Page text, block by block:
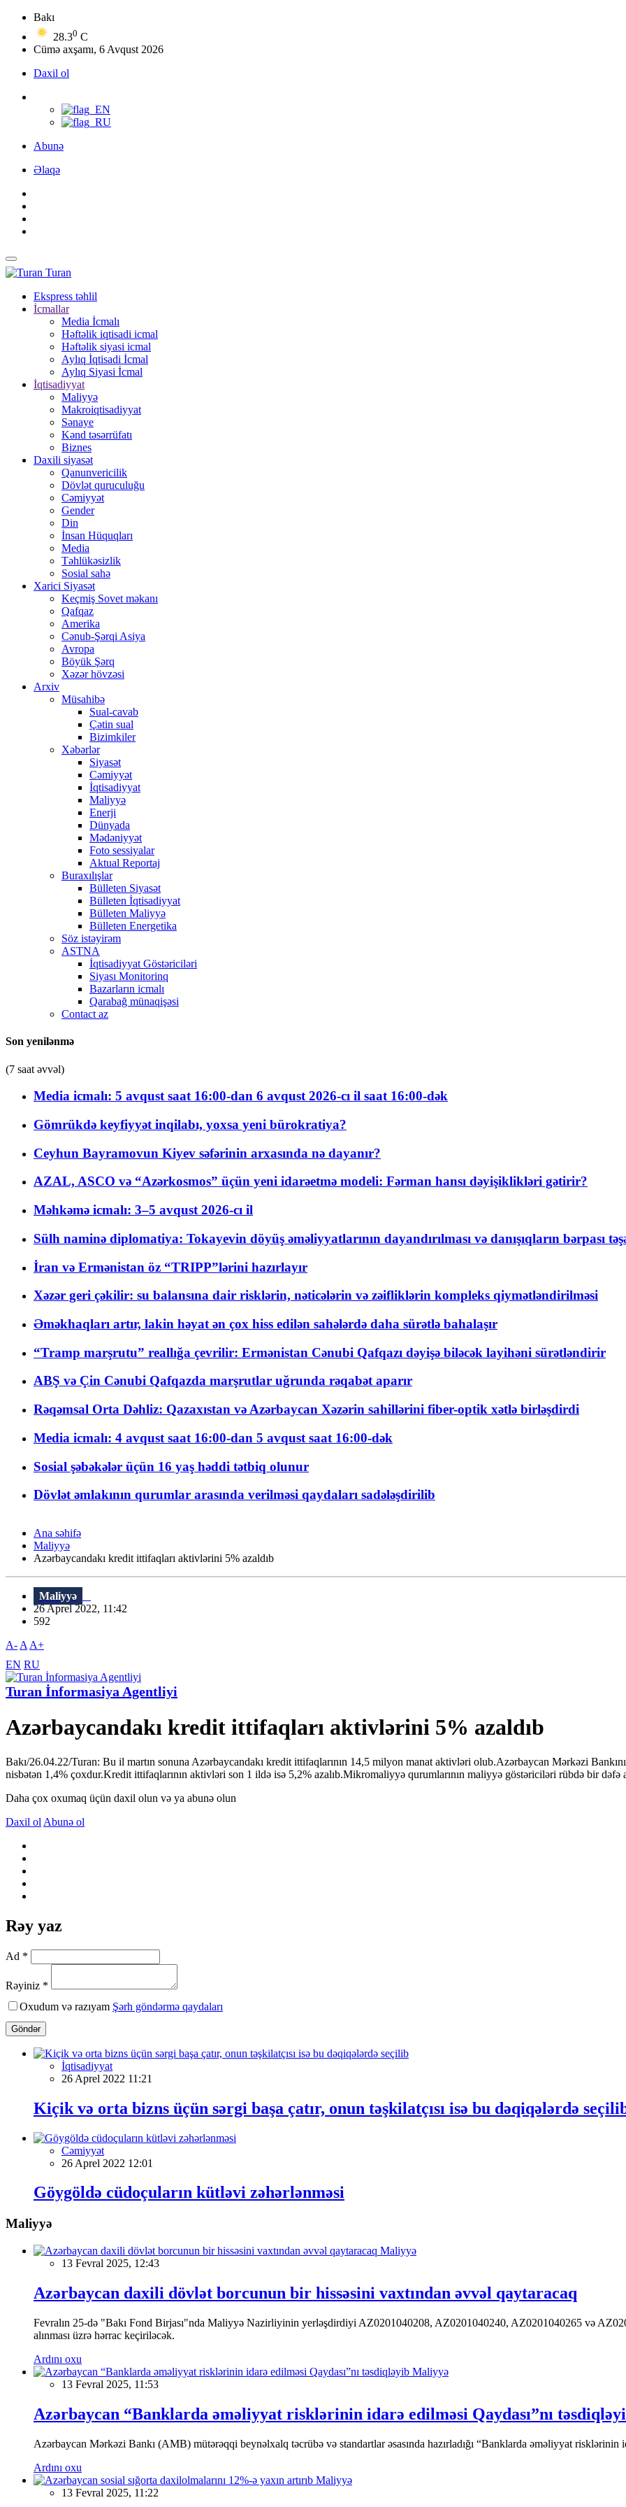
Bakı
28.30 C
Cümə axşamı, 6 Avqust 2026
Daxil ol
Abunə
Əlaqə
Turan
Ekspress təhlil
İcmallar
Media İcmalı
Həftəlik iqtisadi icmal
Həftəlik siyasi icmal
Aylıq İqtisadi İcmal
Aylıq Siyasi İcmal
İqtisadiyyat
Maliyyə
Makroiqtisadiyyat
Sənaye
Kənd təsərrüfatı
Biznes
Daxili siyasət
Qanunvericilik
Dövlət quruculuğu
Cəmiyyət
Gender
Din
İnsan Hüquqları
Media
Təhlükəsizlik
Sosial sahə
Xarici Siyasət
Keçmiş Sovet məkanı
Qafqaz
Amerika
Cənub-Şərqi Asiya
Avropa
Böyük Şərq
Xəzər hövzəsi
Arxiv
Müsahibə
Sual-cavab
Çətin sual
Bizimkiler
Xəbərlər
Siyasət
Cəmiyyət
İqtisadiyyat
Maliyyə
Enerji
Dünyada
Mədəniyyət
Foto sessiyalar
Aktual Reportaj
Buraxılışlar
Bülleten Siyasət
Bülleten İqtisadiyyat
Bülleten Maliyyə
Bülleten Energetika
Söz istəyirəm
ASTNA
İqtisadiyyat Göstəriciləri
Siyası Monitorinq
Bazarların icmalı
Qarabağ münaqişəsi
Contact az
Son yenilənmə
(7 saat əvvəl)
Media icmalı: 5 avqust saat 16:00-dan 6 avqust 2026-cı il saat 16:00-dək
Gömrükdə keyfiyyət inqilabı, yoxsa yeni bürokratiya?
Ceyhun Bayramovun Kiyev səfərinin arxasında nə dayanır?
AZAL, ASCO və “Azərkosmos” üçün yeni idarəetmə modeli: Fərman hansı dəyişiklikləri gətirir?
Məhkəmə icmalı: 3–5 avqust 2026-cı il
Sülh naminə diplomatiya: Tokayevin döyüş əməliyyatlarının dayandırılması və danışıqların bərpası
İran və Ermənistan öz “TRIPP”lərini hazırlayır
Xəzər geri çəkilir: su balansına dair risklərin, nəticələrin və zəifliklərin kompleks qiymətləndirilməsi
Əməkhaqları artır, lakin həyat ən çox hiss edilən sahələrdə daha sürətlə bahalaşır
“Tramp marşrutu” reallığa çevrilir: Ermənistan Cənubi Qafqazı dəyişə biləcək layihəni sürətləndirir
ABŞ və Çin Cənubi Qafqazda marşrutlar uğrunda rəqabət aparır
Rəqəmsal Orta Dəhliz: Qazaxıstan və Azərbaycan Xəzərin sahillərini fiber-optik xətlə birləşdirdi
Media icmalı: 4 avqust saat 16:00-dan 5 avqust saat 16:00-dək
Sosial şəbəkələr üçün 16 yaş həddi tətbiq olunur
Dövlət əmlakının qurumlar arasında verilməsi qaydaları sadələşdirilib
Ana səhifə
Maliyyə
Azərbaycandakı kredit ittifaqları aktivlərini 5% azaldıb
Maliyyə
26 Aprel 2022, 11:42
592
A- A A+
EN RU
Turan İnformasiya Agentliyi
Azərbaycandakı kredit ittifaqları aktivlərini 5% azaldıb
Bakı/26.04.22/Turan: Bu il martın sonuna Azərbaycandakı kredit ittifaqlarının 14,5 milyon manat aktivləri olub.Azərbaycan Mərkəzi
nisbətən 1,4% çoxdur.Kredit ittifaqlarının aktivləri son 1 ildə isə 5,2% azalıb.Mikromaliyyə qurumlarının maliyyə göstəriciləri rübdə bir dəfə
Daha çox oxumaq üçün daxil olun və ya abunə olun
Daxil ol Abunə ol
Rəy yaz
Ad *
Rəyiniz *
Oxudum və razıyam Şərh göndərmə qaydaları
Göndər
İqtisadiyyat
26 Aprel 2022 11:21
Kiçik və orta bizns üçün sərgi başa çatır, onun təşkilatçısı isə bu dəqiqələrdə
Cəmiyyət
26 Aprel 2022 12:01
Göygöldə cüdoçuların kütləvi zəhərlənməsi
Maliyyə
Maliyyə
13 Fevral 2025, 12:43
Azərbaycan daxili dövlət borcunun bir hissəsini vaxtından əvvəl qaytaracaq
Fevralın 25-də "Bakı Fond Birjası"nda Maliyyə Nazirliyinin yerləşdirdiyi AZ0201040208, AZ0201040240, AZ0201040265 və
alınması üzrə hərrac keçiriləcək.
Ardını oxu
Maliyyə
13 Fevral 2025, 11:53
Azərbaycan “Banklarda əməliyyat risklərinin idarə edilməsi Qaydası”nı
Azərbaycan Mərkəzi Bankı (AMB) mütərəqqi beynəlxalq təcrübə və standartlar əsasında hazırladığı “Banklarda əməliyyat risklərinin
Ardını oxu
Maliyyə
13 Fevral 2025, 11:22